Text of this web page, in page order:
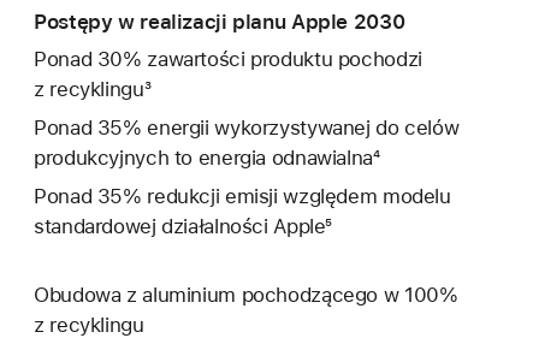
Postępy w realizacji planu Apple 2030
Ponad 30% zawartości produktu pochodzi
z recyklingu³
Ponad 35% energii wykorzystywanej do celów
produkcyjnych to energia odnawialna⁴
Ponad 35% redukcji emisji względem modelu
standardowej działalności Apple⁵
Obudowa z aluminium pochodzącego w 100%
z recyklingu